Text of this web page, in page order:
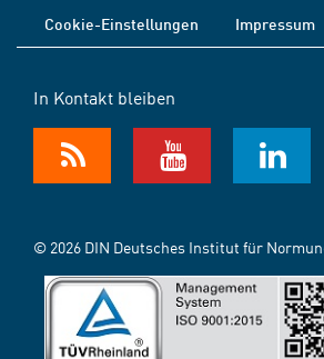
Cookie-Einstellungen
Impressum
In Kontakt bleiben
© 2026 DIN Deutsches Institut für